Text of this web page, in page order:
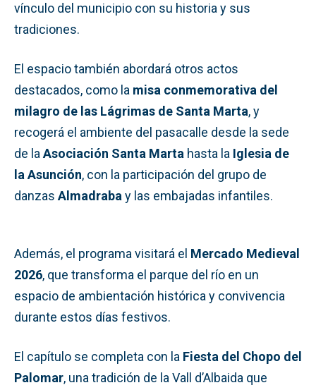
vínculo del municipio con su historia y sus
tradiciones.
El espacio también abordará otros actos
destacados, como la misa conmemorativa del
milagro de las Lágrimas de Santa Marta, y
recogerá el ambiente del pasacalle desde la sede
de la Asociación Santa Marta hasta la Iglesia de
la Asunción, con la participación del grupo de
danzas Almadraba y las embajadas infantiles.
Además, el programa visitará el Mercado Medieval
2026, que transforma el parque del río en un
espacio de ambientación histórica y convivencia
durante estos días festivos.
El capítulo se completa con la Fiesta del Chopo del
Palomar, una tradición de la Vall d’Albaida que